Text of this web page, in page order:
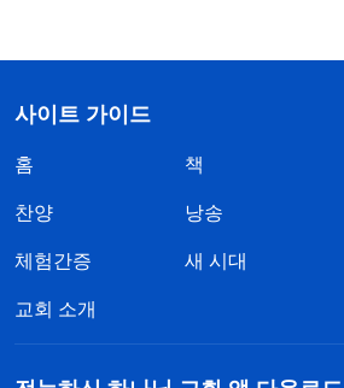
사이트 가이드
홈 책
찬양 낭송
체험간증 새 시대
교회 소개